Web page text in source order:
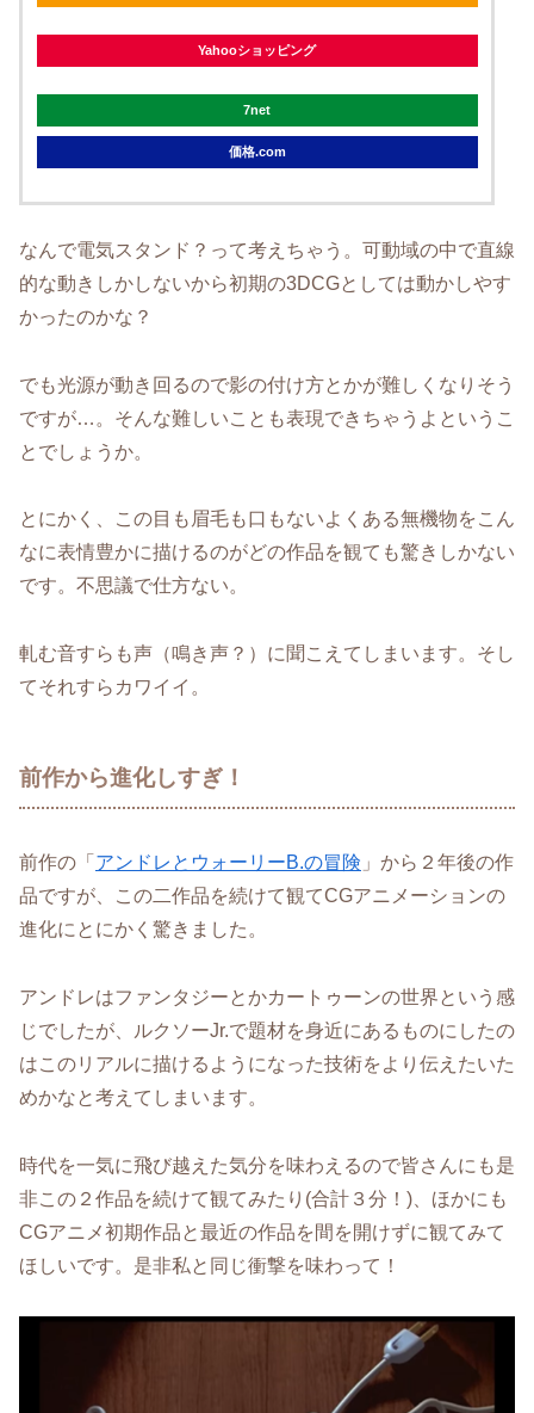
Yahooショッピング
7net
価格.com
なんで電気スタンド？って考えちゃう。可動域の中で直線
的な動きしかしないから初期の3DCGとしては動かしやす
かったのかな？
でも光源が動き回るので影の付け方とかが難しくなりそう
ですが…。そんな難しいことも表現できちゃうよというこ
とでしょうか。
とにかく、この目も眉毛も口もないよくある無機物をこん
なに表情豊かに描けるのがどの作品を観ても驚きしかない
です。不思議で仕方ない。
軋む音すらも声（鳴き声？）に聞こえてしまいます。そし
てそれすらカワイイ。
前作から進化しすぎ！
前作の「 アンドレとウォーリーB.の冒険 」から２年後の作
品ですが、この二作品を続けて観てCGアニメーションの
進化にとにかく驚きました。
アンドレはファンタジーとかカートゥーンの世界という感
じでしたが、ルクソーJr.で題材を身近にあるものにしたの
はこのリアルに描けるようになった技術をより伝えたいた
めかなと考えてしまいます。
時代を一気に飛び越えた気分を味わえるので皆さんにも是
非この２作品を続けて観てみたり(合計３分！)、ほかにも
CGアニメ初期作品と最近の作品を間を開けずに観てみて
ほしいです。是非私と同じ衝撃を味わって！